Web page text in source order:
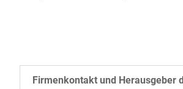
Firmenkontakt und Herausgeber